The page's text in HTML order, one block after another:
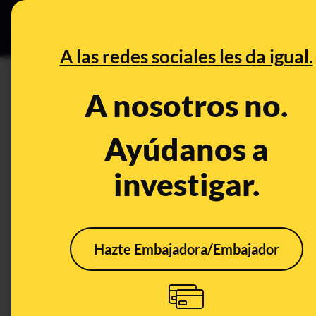
A las redes sociales les da igual.
A nosotros no.
Ayúdanos a
investigar.
Hazte Embajadora/Embajador
notificación del primer